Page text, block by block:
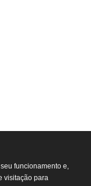
funcionamento e,
visitação para